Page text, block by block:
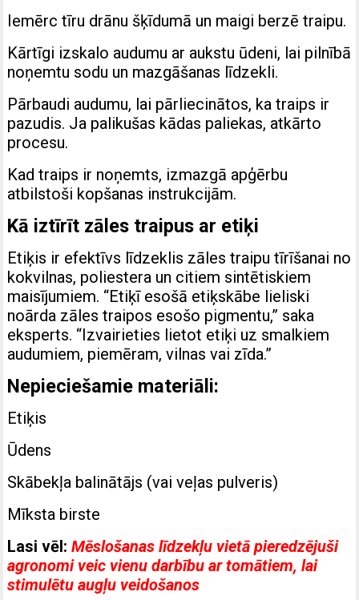
Iemērc tīru drānu šķīdumā un maigi berzē traipu.
Kārtīgi izskalo audumu ar aukstu ūdeni, lai pilnībā
noņemtu sodu un mazgāšanas līdzekli.
Pārbaudi audumu, lai pārliecinātos, ka traips ir
pazudis. Ja palikušas kādas paliekas, atkārto
procesu.
Kad traips ir noņemts, izmazgā apģērbu
atbilstoši kopšanas instrukcijām.
Kā iztīrīt zāles traipus ar etiķi
Etiķis ir efektīvs līdzeklis zāles traipu tīrīšanai no
kokvilnas, poliestera un citiem sintētiskiem
maisījumiem. “Etiķī esošā etiķskābe lieliski
noārda zāles traipos esošo pigmentu,” saka
eksperts. “Izvairieties lietot etiķi uz smalkiem
audumiem, piemēram, vilnas vai zīda.”
Nepieciešamie materiāli:
Etiķis
Ūdens
Skābekļa balinātājs (vai veļas pulveris)
Mīksta birste
Lasi vēl:Mēslošanas līdzekļu vietā pieredzējuši
agronomi veic vienu darbību ar tomātiem, lai
stimulētu augļu veidošanos